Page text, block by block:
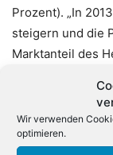
Wir verwenden
optimieren.
Prozent). „In
steigern und die
Marktanteil des